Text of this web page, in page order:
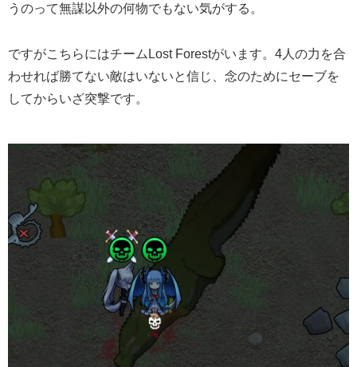
うのって無謀以外の何物でもない気がする。
ですがこちらにはチームLost Forestがいます。4人の力を合
わせれば勝てない敵はいないと信じ、念のためにセーブを
してからいざ突撃です。